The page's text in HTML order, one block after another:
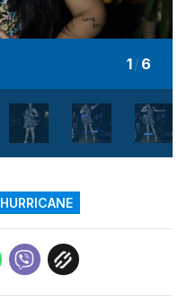
1/ 6
HURRICANE